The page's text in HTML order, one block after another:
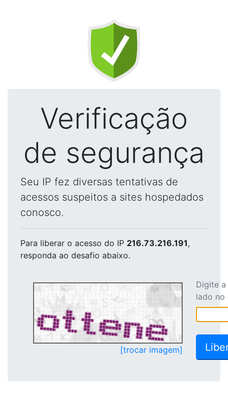
Verificação
de segurança
Seu IP fez diversas tentativas de
acessos suspeitos a sites hospedados
conosco.
Para liberar o acesso do IP 216.73.216.191,
responda ao desafio abaixo.
[trocar imagem]
Digite
lado no